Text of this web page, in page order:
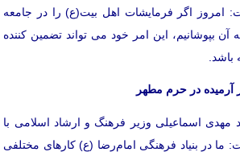
امروز اگر فرمایشات اهل بیت(ع) را در جامعه
آن بپوشانیم، این امر خود می تواند تضمین کننده
آرمیده در حرم مطهر
مهدی اسماعیلی وزیر فرهنگ و ارشاد اسلامی با
ما در بنیاد فرهنگی امام‌رضا (ع) کارهای مختلفی